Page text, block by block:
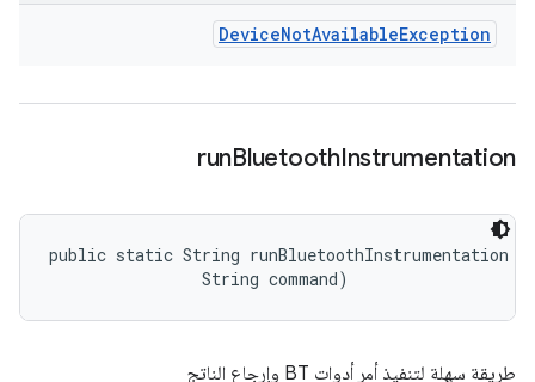
DeviceNotAvailableException
runBluetoothInstrumentation
public static String runBluetoothInstrumentation (
                String command)
طريقة سهلة لتنفيذ أمر أدوات BT وإرجاع الناتج